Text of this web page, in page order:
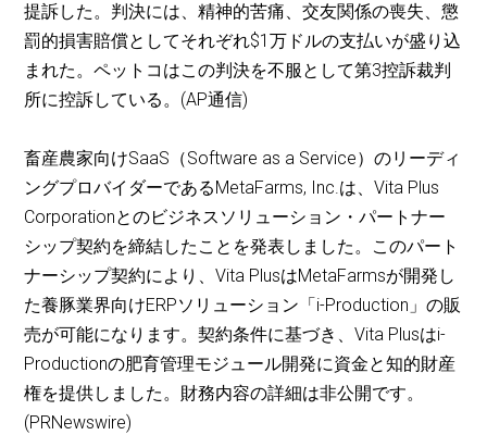
提訴した。判決には、精神的苦痛、交友関係の喪失、懲
罰的損害賠償としてそれぞれ$1万ドルの支払いが盛り込
まれた。ペットコはこの判決を不服として第3控訴裁判
所に控訴している。(AP通信)
畜産農家向けSaaS（Software as a Service）のリーディ
ングプロバイダーであるMetaFarms, Inc.は、Vita Plus
Corporationとのビジネスソリューション・パートナー
シップ契約を締結したことを発表しました。このパート
ナーシップ契約により、Vita PlusはMetaFarmsが開発し
た養豚業界向けERPソリューション「i-Production」の販
売が可能になります。契約条件に基づき、Vita Plusはi-
Productionの肥育管理モジュール開発に資金と知的財産
権を提供しました。財務内容の詳細は非公開です。
(PRNewswire)